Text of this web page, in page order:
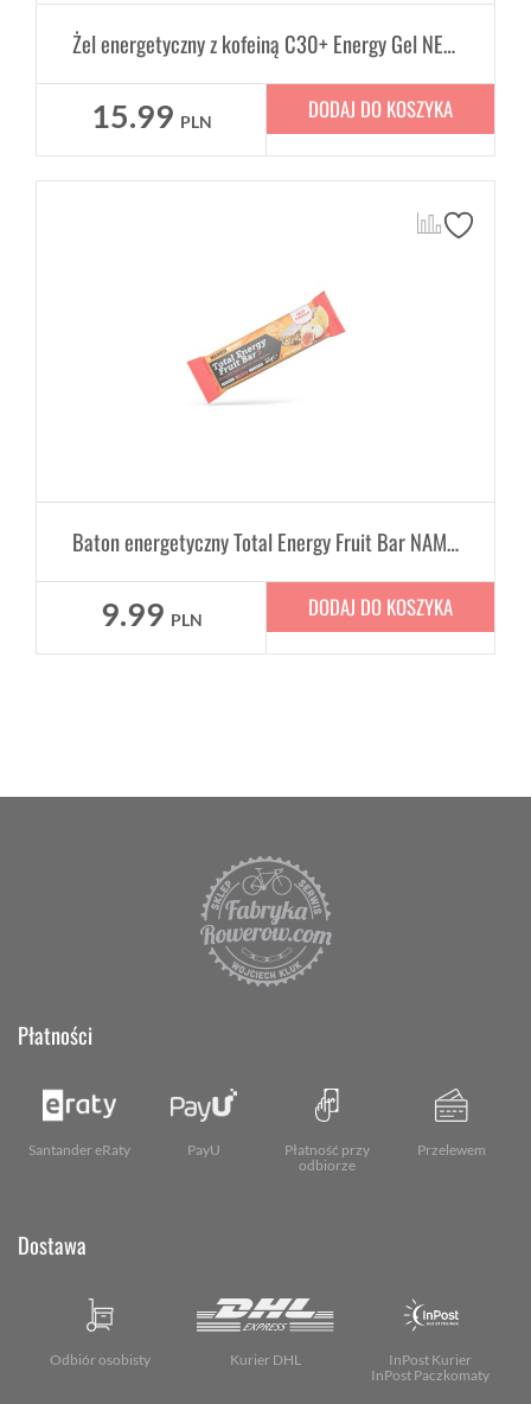
Żel energetyczny z kofeiną C30+ Energy Gel NEVERSECOND 60ML - epresso
15.99 PLN DODAJ DO KOSZYKA
Baton energetyczny Total Energy Fruit Bar NAMEDSPORT 35g - owocowy
9.99 PLN DODAJ DO KOSZYKA
Płatności
Santander eRaty PayU
Płatność przy
odbiorze
Przelewem
Dostawa
Odbiór osobisty Kurier DHL
InPost Kurier
InPost Paczkomaty